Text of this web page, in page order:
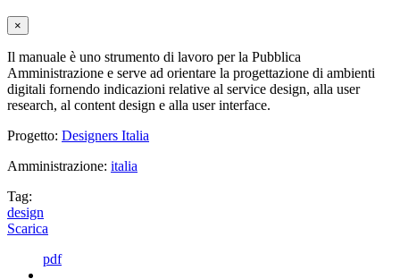
×
Il manuale è uno strumento di lavoro per la Pubblica
Amministrazione e serve ad orientare la progettazione di ambienti
digitali fornendo indicazioni relative al service design, alla user
research, al content design e alla user interface.
Progetto: Designers Italia
Amministrazione: italia
Tag:
design
Scarica
pdf